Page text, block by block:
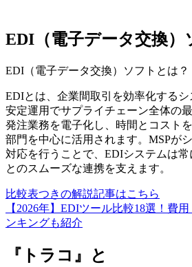
EDI（電子データ交換）
EDI（電子データ交換）ソフト とは？
EDIとは、企業間取引を効率化するシ
安定運用でサプライチェーン全体の
発注業務を電子化し、時間とコスト
部門を中心に活用されます。MSPが
対応を行うことで、EDIシステムは
とのスムーズな連携を支えます。
比較表つきの解説記事はこちら
【2026年】EDIツール比較18選！費
ンキングも紹介
『トラコ』と